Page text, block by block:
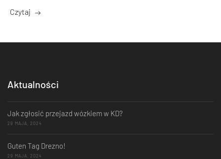
Czytaj
Aktualności
Jak zgłosić przejazd wózkiem w KD?
29 MAJA, 2024
Guten Tag Drezno!
29 MAJA, 2024